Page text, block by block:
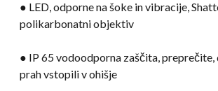
● LED, odporne na šoke in vibracije,
polikarbonatni objektiv
● IP 65 vodoodporna zaščita, preprečite,
prah vstopili v ohišje